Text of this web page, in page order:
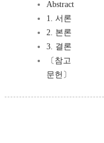
Abstract
1. 서론
2. 본론
3. 결론
〔참고
문헌〕